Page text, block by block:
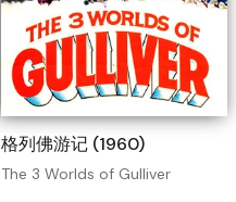
格列佛游记 (1960)
The 3 Worlds of Gulliver